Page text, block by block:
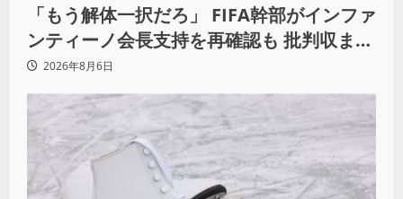
「もう解体一択だろ」 FIFA幹部がインファ
ンティーノ会長支持を再確認も 批判収まら
ず2026年8月6日